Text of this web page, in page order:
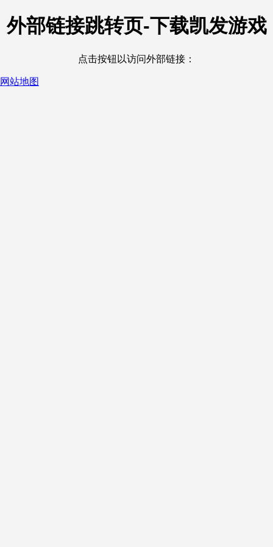
外部链接跳转页-下载凯发游戏
点击按钮以访问外部链接：
网站地图